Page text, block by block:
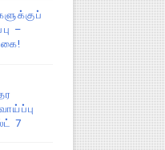
–
7